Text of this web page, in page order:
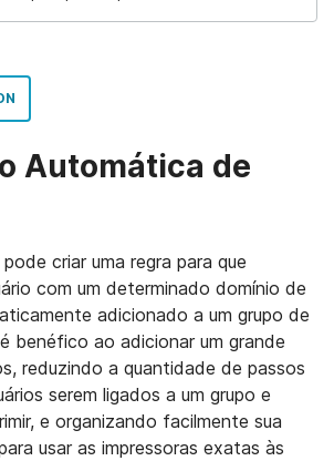
Automática de
criar uma regra para que
com um determinado domínio de
adicionado a um grupo de
benéfico ao adicionar um grande
reduzindo a quantidade de passos
serem ligados a um grupo e
e organizando facilmente sua
usar as impressoras exatas às